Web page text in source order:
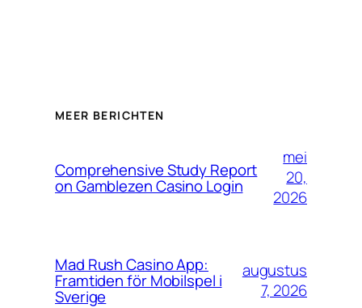
MEER BERICHTEN
Comprehensive Study Report
on Gamblezen Casino Login
mei
20,
2026
Mad Rush Casino App:
Framtiden för Mobilspel i
Sverige
augustus
7, 2026